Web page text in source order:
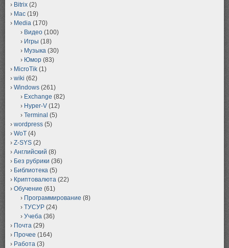
Bitrix (2)
Mac (19)
Media (170)
Видео (100)
Игры (18)
Музыка (30)
Юмор (83)
MicroTik (1)
wiki (62)
Windows (261)
Exchange (82)
Hyper-V (12)
Terminal (5)
wordpress (5)
WoT (4)
Z-SYS (2)
Английский (8)
Без рубрики (36)
Библиотека (5)
Криптовалюта (22)
Обучение (61)
Программирование (8)
ТУСУР (24)
Учеба (36)
Почта (29)
Прочее (164)
Работа (3)